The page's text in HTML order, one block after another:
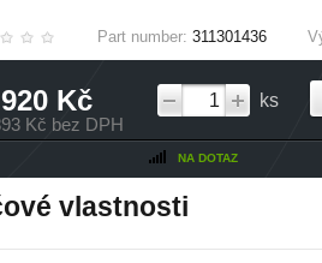
Part number: 311301436
Kč
Kč bez DPH
ks
NA DOTAZ
vlastnosti